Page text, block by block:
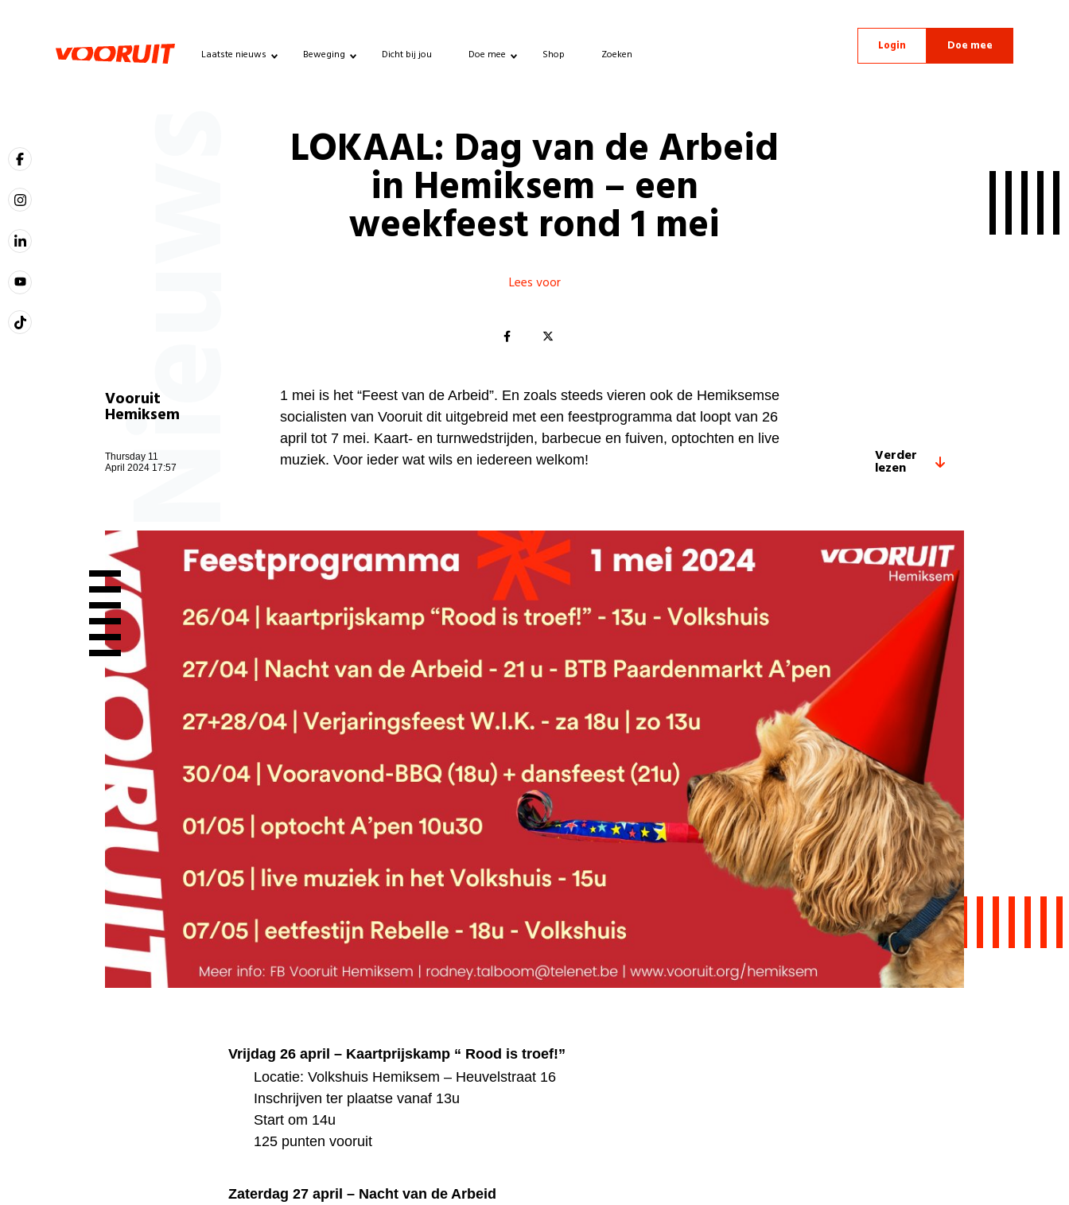
Laatste nieuws Beweging Dicht bij jou Doe mee Shop Zoeken
Login Doe mee
NieuwsLOKAAL: Dag van de Arbeid
in Hemiksem – een
weekfeest rond 1 mei
Lees voor
Vooruit
Hemiksem
Thursday 11
April 2024 17:57
1 mei is het “Feest van de Arbeid”. En zoals steeds vieren ook de Hemiksemse
socialisten van Vooruit dit uitgebreid met een feestprogramma dat loopt van 26
april tot 7 mei. Kaart- en turnwedstrijden, barbecue en fuiven, optochten en live
muziek. Voor ieder wat wils en iedereen welkom!
Verder
lezen
Vrijdag 26 april – Kaartprijskamp “ Rood is troef!”
Locatie: Volkshuis Hemiksem – Heuvelstraat 16
Inschrijven ter plaatse vanaf 13u
Start om 14u
125 punten vooruit
Zaterdag 27 april – Nacht van de Arbeid